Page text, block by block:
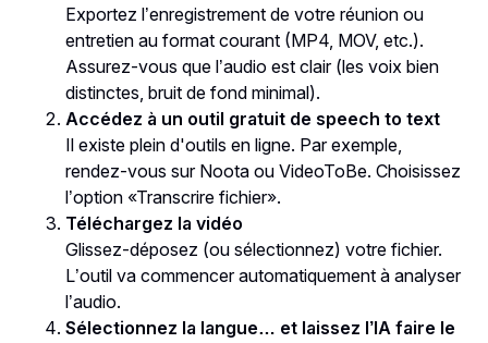
Exportez l’enregistrement de votre réunion ou
entretien au format courant (MP4, MOV, etc.).
Assurez-vous que l’audio est clair (les voix bien
distinctes, bruit de fond minimal).
Accédez à un outil gratuit de speech to text
Il existe plein d'outils en ligne. Par exemple,
rendez-vous sur Noota ou VideoToBe. Choisissez
l’option «Transcrire fichier».
Téléchargez la vidéo
Glissez-déposez (ou sélectionnez) votre fichier.
L’outil va commencer automatiquement à analyser
l’audio.
Sélectionnez la langue… et laissez l’IA faire le